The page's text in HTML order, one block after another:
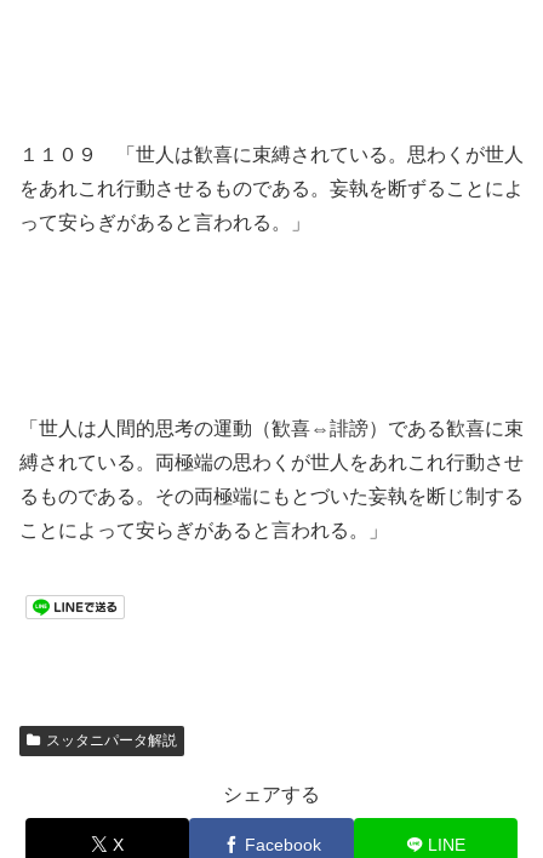
１１０９ 「世人は歓喜に束縛されている。思わくが世人
をあれこれ行動させるものである。妄執を断ずることによ
って安らぎがあると言われる。」
「世人は人間的思考の運動（歓喜⇔誹謗）である歓喜に束
縛されている。両極端の思わくが世人をあれこれ行動させ
るものである。その両極端にもとづいた妄執を断じ制する
ことによって安らぎがあると言われる。」
スッタニパータ解説
シェアする
X Facebook LINE